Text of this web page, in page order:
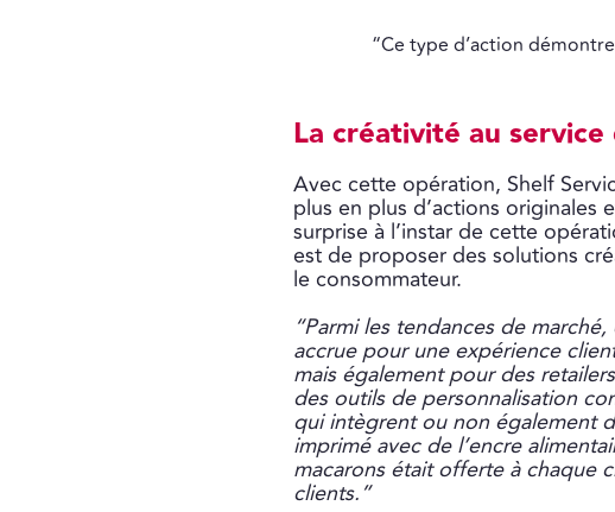
“Ce type d’action
La créativité au
Avec cette opération, Shelf
plus en plus d’actions
surprise à l’instar de cette
est de proposer des solutions
le consommateur.
“Parmi les tendances de
accrue pour une expérience
mais également pour des
des outils de personnalisation
qui intègrent ou non également
imprimé avec de l’encre
macarons était offerte à chaque
clients.”